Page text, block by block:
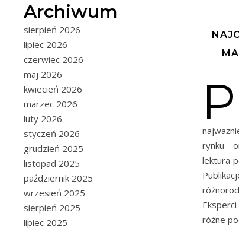
Archiwum
sierpień 2026
lipiec 2026
czerwiec 2026
maj 2026
kwiecień 2026
marzec 2026
luty 2026
styczeń 2026
grudzień 2025
listopad 2025
październik 2025
wrzesień 2025
sierpień 2025
lipiec 2025
P
rynku
lektura
różne